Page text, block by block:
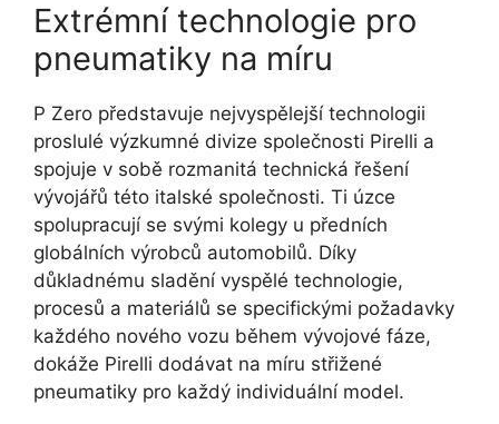
Extrémní technologie pro
pneumatiky na míru
P Zero představuje nejvyspělejší technologii
proslulé výzkumné divize společnosti Pirelli a
spojuje v sobě rozmanitá technická řešení
vývojářů této italské společnosti. Ti úzce
spolupracují se svými kolegy u předních
globálních výrobců automobilů. Díky
důkladnému sladění vyspělé technologie,
procesů a materiálů se specifickými požadavky
každého nového vozu během vývojové fáze,
dokáže Pirelli dodávat na míru střižené
pneumatiky pro každý individuální model.